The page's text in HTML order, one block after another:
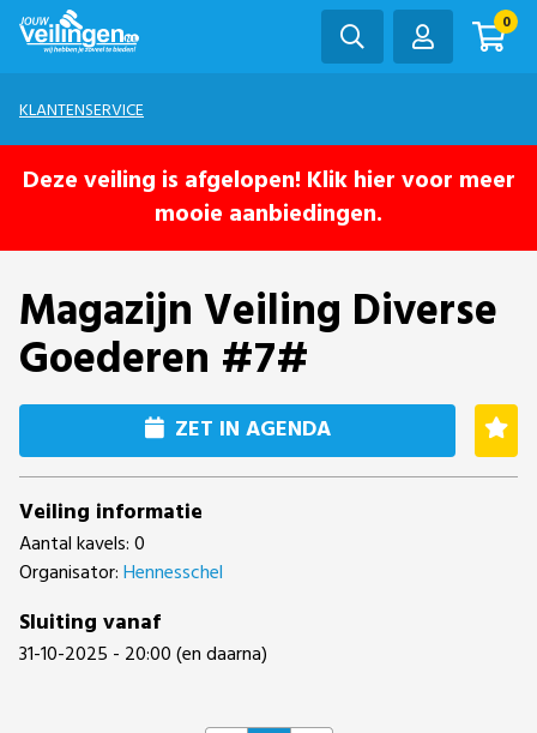
0
KLANTENSERVICE
Deze veiling is afgelopen! Klik hier voor meer
mooie aanbiedingen.
Magazijn Veiling Diverse
Goederen #7#
ZET IN AGENDA
Veiling informatie
Aantal kavels: 0
Organisator:Hennesschel
Sluiting vanaf
31-10-2025 - 20:00 (en daarna)